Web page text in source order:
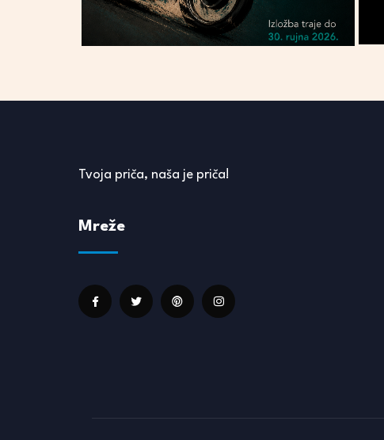
Tvoja priča, naša je priča!
Mreže